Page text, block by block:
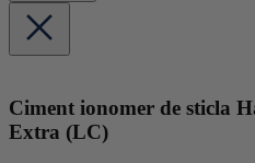
Ciment ionomer de sticla
Extra (LC)